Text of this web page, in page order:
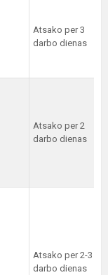
Atsako per 3
darbo dienas
Atsako per 2
darbo dienas
Atsako per 2-3
darbo dienas